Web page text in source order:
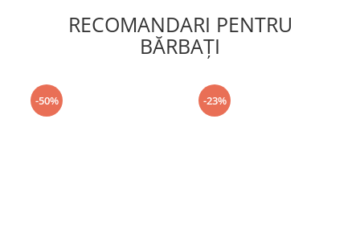
RECOMANDARI PENTRU
BĂRBAŢI
-50% -23%